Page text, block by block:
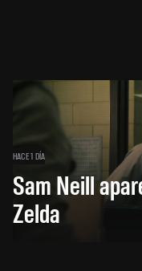
HACE 1 DÍA
Sam Neill
Zelda